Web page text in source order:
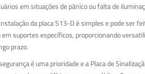
em situações de pânico ou falta de
da placa S13-D é simples e pode ser
em suportes específicos, proporcionando
prazo.
é uma prioridade e a Placa de